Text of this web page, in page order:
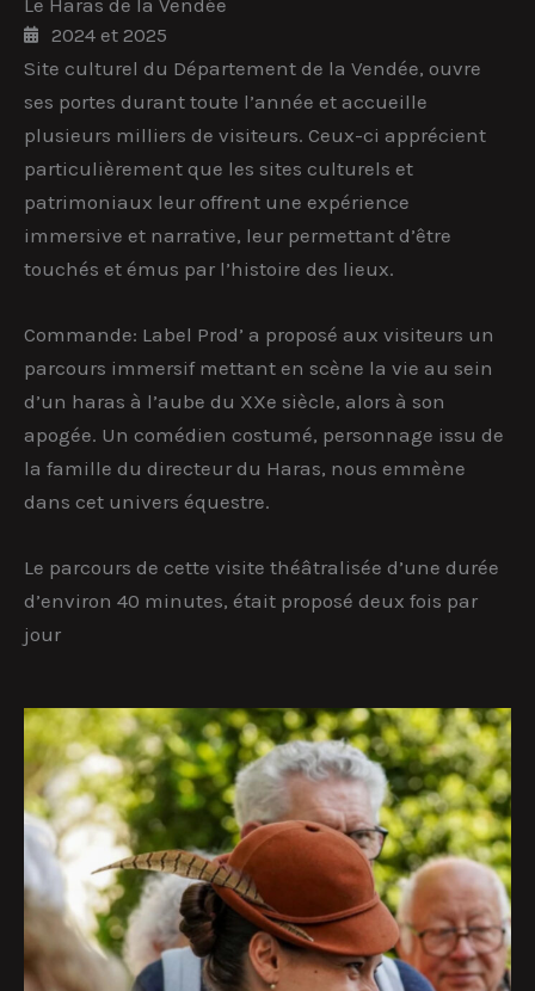
2024 et 2025
Site culturel du Département de la Vendée, ouvre
ses portes durant toute l’année et accueille
plusieurs milliers de visiteurs. Ceux-ci apprécient
particulièrement que les sites culturels et
patrimoniaux leur offrent une expérience
immersive et narrative, leur permettant d’être
touchés et émus par l’histoire des lieux.
Commande: Label Prod’ a proposé aux visiteurs un
parcours immersif mettant en scène la vie au sein
d’un haras à l’aube du XXe siècle, alors à son
apogée. Un comédien costumé, personnage issu de
la famille du directeur du Haras, nous emmène
dans cet univers équestre.
Le parcours de cette visite théâtralisée d’une durée
d’environ 40 minutes, était proposé deux fois par
jour